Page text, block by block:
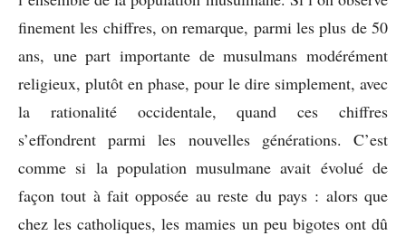
finement les chiffres, on remarque, parmi les plus de 50
ans, une part importante de musulmans modérément
religieux, plutôt en phase, pour le dire simplement, avec
la rationalité occidentale, quand ces chiffres
s’effondrent parmi les nouvelles générations. C’est
comme si la population musulmane avait évolué de
façon tout à fait opposée au reste du pays : alors que
chez les catholiques, les mamies un peu bigotes ont dû